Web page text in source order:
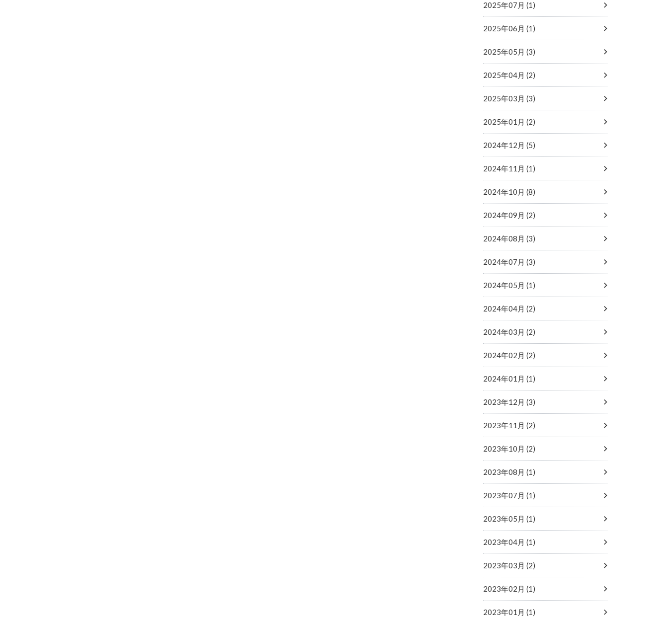
2025年07月 (1)
2025年06月 (1)
2025年05月 (3)
2025年04月 (2)
2025年03月 (3)
2025年01月 (2)
2024年12月 (5)
2024年11月 (1)
2024年10月 (8)
2024年09月 (2)
2024年08月 (3)
2024年07月 (3)
2024年05月 (1)
2024年04月 (2)
2024年03月 (2)
2024年02月 (2)
2024年01月 (1)
2023年12月 (3)
2023年11月 (2)
2023年10月 (2)
2023年08月 (1)
2023年07月 (1)
2023年05月 (1)
2023年04月 (1)
2023年03月 (2)
2023年02月 (1)
2023年01月 (1)